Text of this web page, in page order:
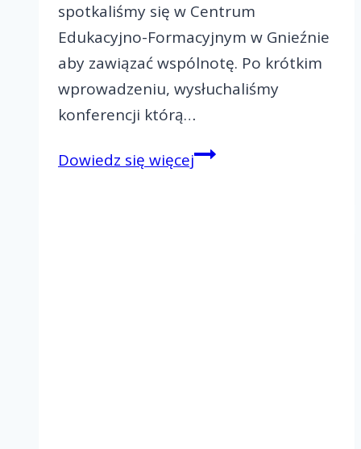
spotkaliśmy się w Centrum
Edukacyjno-Formacyjnym w Gnieźnie
aby zawiązać wspólnotę. Po krótkim
wprowadzeniu, wysłuchaliśmy
konferencji którą…
Dowiedz się więcejWielkopostny